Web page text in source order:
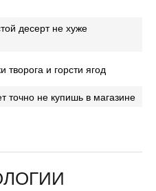
десерт не хуже
творога и горсти ягод
точно не купишь в магазине